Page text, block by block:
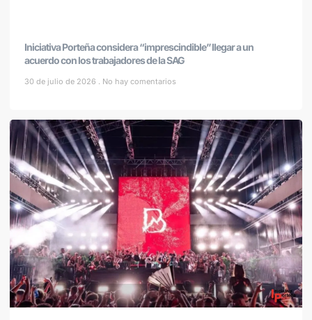
Iniciativa Porteña considera “imprescindible” llegar a un
acuerdo con los trabajadores de la SAG
30 de julio de 2026 No hay comentarios